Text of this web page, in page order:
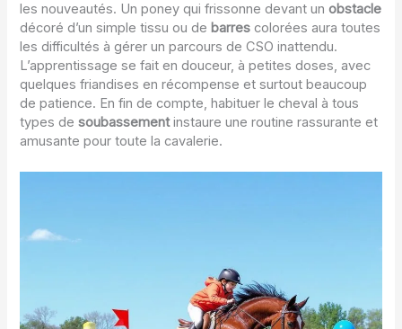
les nouveautés. Un poney qui frissonne devant unobstacle
décoré d’un simple tissu ou de barres colorées aura toutes
les difficultés à gérer un parcours de CSO inattendu.
L’apprentissage se fait en douceur, à petites doses, avec
quelques friandises en récompense et surtout beaucoup
de patience. En fin de compte, habituer le cheval à tous
types desoubassementinstaure une routine rassurante et
amusante pour toute la cavalerie.